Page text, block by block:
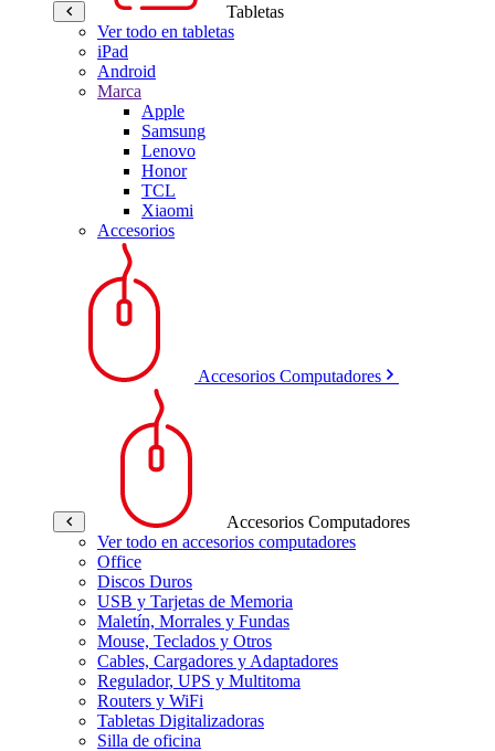
Tabletas
Ver todo en tabletas
iPad
Android
Marca
Apple
Samsung
Lenovo
Honor
TCL
Xiaomi
Accesorios
Accesorios Computadores
Accesorios Computadores
Ver todo en accesorios computadores
Office
Discos Duros
USB y Tarjetas de Memoria
Maletín, Morrales y Fundas
Mouse, Teclados y Otros
Cables, Cargadores y Adaptadores
Regulador, UPS y Multitoma
Routers y WiFi
Tabletas Digitalizadoras
Silla de oficina